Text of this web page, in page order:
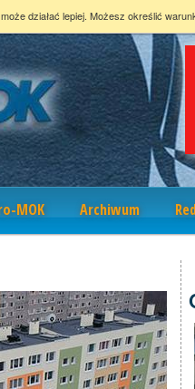
MOK Archiwum
działać lepiej. Możesz określić